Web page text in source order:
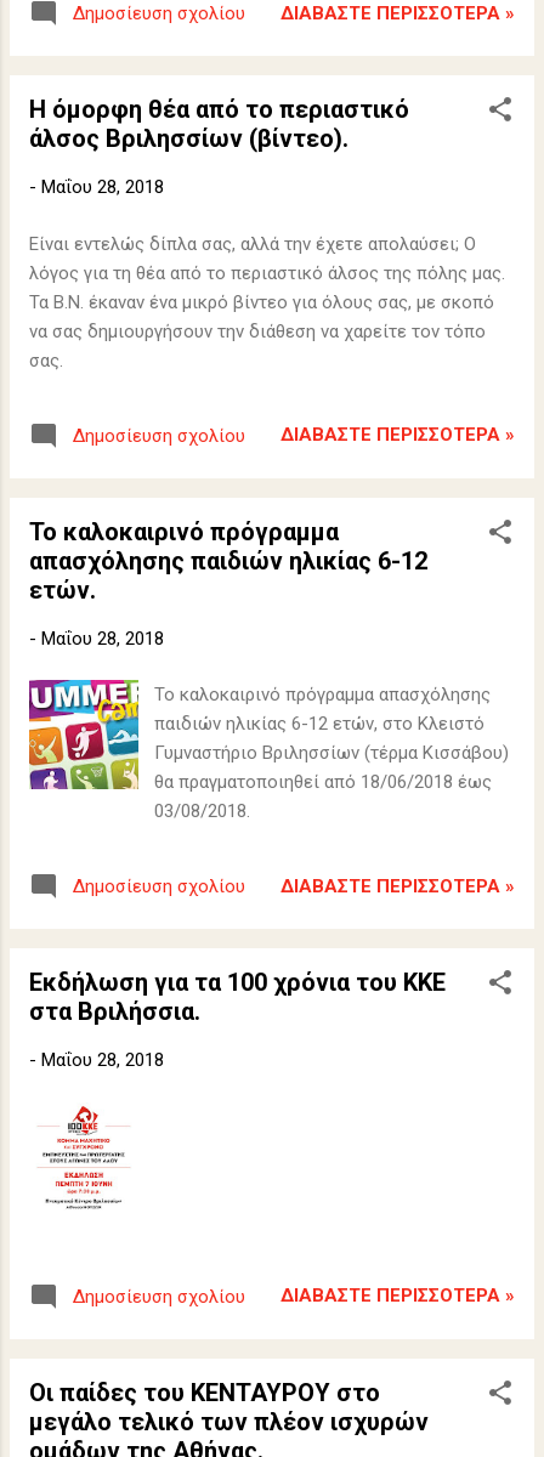
περιβάλλον, αν και η ανθρωπινότητα
βρίσκεται σε ύφεση. Οι επιστήμες και η
επιτεύγματά τους έχουν προσφέρει
ανεκτίμητη ενέργεια στον άνθρωπο, με την
την αίσθηση ότι τα πάντα έγιναν για τον
Δημοσίευση σχολίου ΔΙΑΒΆΣΤΕ ΠΕΡΙΣΣΌΤΕΡΑ »
Η όμορφη θέα από το περιαστικό
άλσος Βριλησσίων (βίντεο).
- Μαΐου 28, 2018
Είναι εντελώς δίπλα σας, αλλά την έχετε απολαύσει; Ο
λόγος για τη θέα από το περιαστικό άλσος της πόλης μας.
Τα Β.Ν. έκαναν ένα μικρό βίντεο για όλους σας, με σκοπό
να σας δημιουργήσουν την διάθεση να χαρείτε τον τόπο
σας.
Δημοσίευση σχολίου ΔΙΑΒΆΣΤΕ ΠΕΡΙΣΣΌΤΕΡΑ »
Το καλοκαιρινό πρόγραμμα
απασχόλησης παιδιών ηλικίας 6-12
ετών.
- Μαΐου 28, 2018
Το καλοκαιρινό πρόγραμμα απασχόλησης
παιδιών ηλικίας 6-12 ετών, στο Κλειστό
Γυμναστήριο Βριλησσίων (τέρμα Κισσάβου)
θα πραγματοποιηθεί από 18/06/2018 έως
03/08/2018.
Δημοσίευση σχολίου ΔΙΑΒΆΣΤΕ ΠΕΡΙΣΣΌΤΕΡΑ »
Εκδήλωση για τα 100 χρόνια του ΚΚΕ
στα Βριλήσσια.
- Μαΐου 28, 2018
Δημοσίευση σχολίου ΔΙΑΒΆΣΤΕ ΠΕΡΙΣΣΌΤΕΡΑ »
Οι παίδες του ΚΕΝΤΑΥΡΟΥ στο
μεγάλο τελικό των πλέον ισχυρών
ομάδων της Αθήνας.